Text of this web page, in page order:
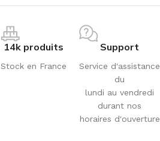
14k produits
Stock en France
Support
Service d'assistance
du
lundi au vendredi
durant nos
horaires d'ouverture